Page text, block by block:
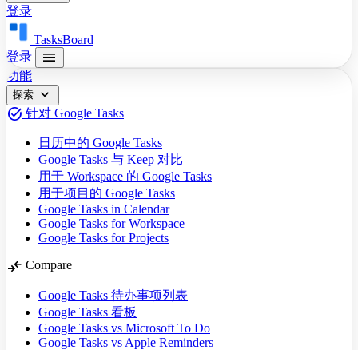
登录
TasksBoard
登录
menu
功能
探索 expand_more
task_alt 针对 Google Tasks
日历中的 Google Tasks
Google Tasks 与 Keep 对比
用于 Workspace 的 Google Tasks
用于项目的 Google Tasks
Google Tasks in Calendar
Google Tasks for Workspace
Google Tasks for Projects
compare_arrows Compare
Google Tasks 待办事项列表
Google Tasks 看板
Google Tasks vs Microsoft To Do
Google Tasks vs Apple Reminders